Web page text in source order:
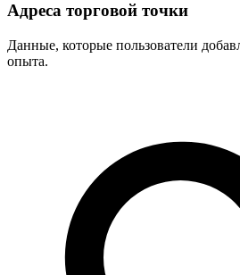
Адреса торговой точки
Данные, которые пользователи
опыта.